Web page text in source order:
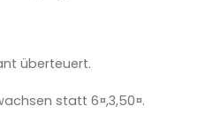
überteuert.
statt 6¤,3,50¤.